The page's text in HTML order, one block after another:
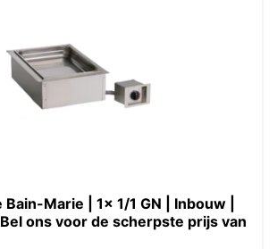
Marie | 1x 1/1 GN | Inbouw |
ons voor de scherpste prijs van